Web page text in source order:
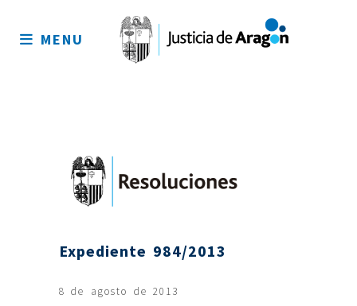
sitio
MENU
Expediente 984/2013
8 de agosto de 2013